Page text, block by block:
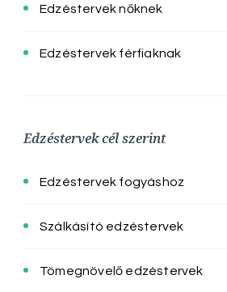
Edzéstervek nőknek
Edzéstervek férfiaknak
Edzéstervek cél szerint
Edzéstervek fogyáshoz
Szálkásító edzéstervek
Tömegnövelő edzéstervek